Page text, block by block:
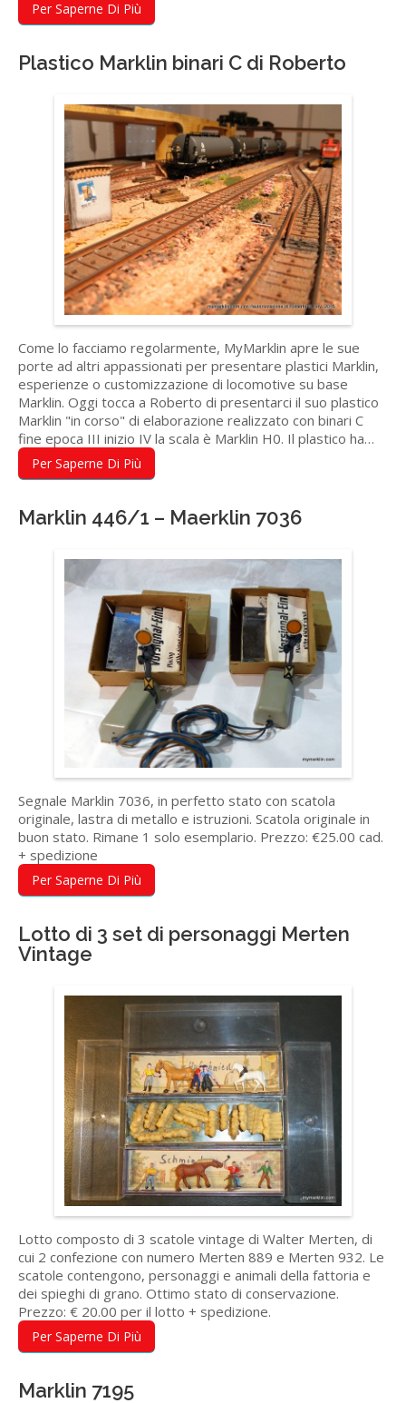
Per Saperne Di Più
Plastico Marklin binari C di Roberto
Come lo facciamo regolarmente, MyMarklin apre le sue
porte ad altri appassionati per presentare plastici Marklin,
esperienze o customizzazione di locomotive su base
Marklin. Oggi tocca a Roberto di presentarci il suo plastico
Marklin "in corso" di elaborazione realizzato con binari C
fine epoca III inizio IV la scala è Marklin H0. Il plastico ha…
Per Saperne Di Più
Marklin 446/1 – Maerklin 7036
Segnale Marklin 7036, in perfetto stato con scatola
originale, lastra di metallo e istruzioni. Scatola originale in
buon stato. Rimane 1 solo esemplario. Prezzo: €25.00 cad.
+ spedizione
Per Saperne Di Più
Lotto di 3 set di personaggi Merten
Vintage
Lotto composto di 3 scatole vintage di Walter Merten, di
cui 2 confezione con numero Merten 889 e Merten 932. Le
scatole contengono, personaggi e animali della fattoria e
dei spieghi di grano. Ottimo stato di conservazione.
Prezzo: € 20.00 per il lotto + spedizione.
Per Saperne Di Più
Marklin 7195